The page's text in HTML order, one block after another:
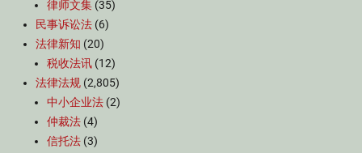
律师文集 (35)
民事诉讼法 (6)
法律新知 (20)
税收法讯 (12)
法律法规 (2,805)
中小企业法 (2)
仲裁法 (4)
信托法 (3)